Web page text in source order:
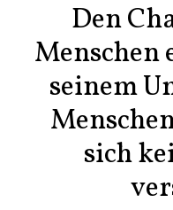
Den
Menschen
seinem
sich